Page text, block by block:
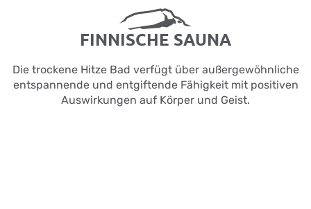
FINNISCHE SAUNA
Die trockene Hitze Bad verfügt über außergewöhnliche
entspannende und entgiftende Fähigkeit mit positiven
Auswirkungen auf Körper und Geist.